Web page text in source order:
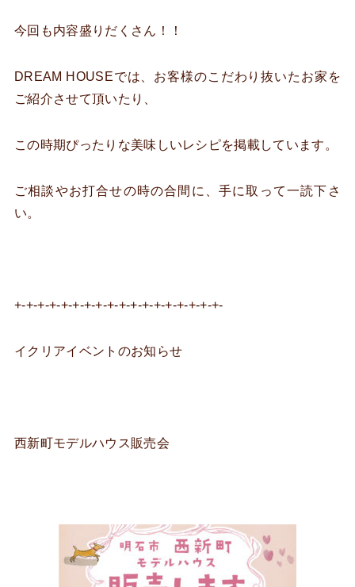
今回も内容盛りだくさん！！
DREAM HOUSEでは、お客様のこだわり抜いたお家を
ご紹介させて頂いたり、
この時期ぴったりな美味しいレシピを掲載しています。
ご相談やお打合せの時の合間に、手に取って一読下さ
い。
+-+-+-+-+-+-+-+-+-+-+-+-+-+-+-+-+-+-
イクリアイベントのお知らせ
西新町モデルハウス販売会